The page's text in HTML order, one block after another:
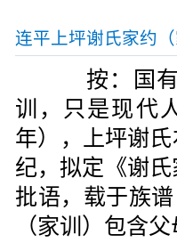
连平上坪谢氏家约（
按：国有
训，只是现代
年），上坪谢
纪，拟定《谢
批语，载于族
（家训）包含